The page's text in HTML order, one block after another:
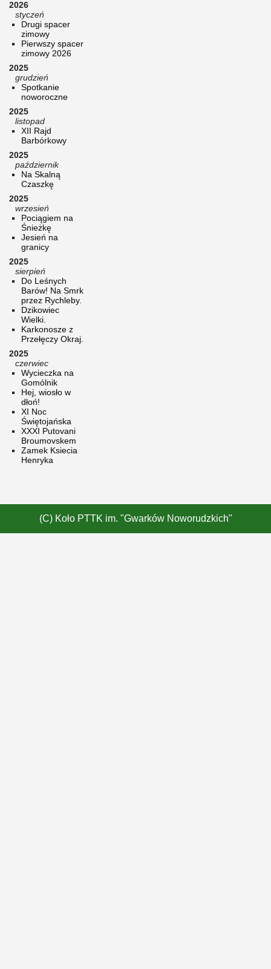
2026
styczeń
Drugi spacer
zimowy
Pierwszy spacer
zimowy 2026
2025
grudzień
Spotkanie
noworoczne
2025
listopad
XII Rajd
Barbórkowy
2025
październik
Na Skalną
Czaszkę
2025
wrzesień
Pociągiem na
Śnieżkę
Jesień na
granicy
2025
sierpień
Do Leśnych
Barów! Na Smrk
przez Rychleby.
Dzikowiec
Wielki.
Karkonosze z
Przełęczy Okraj.
2025
czerwiec
Wycieczka na
Gomólnik
Hej, wiosło w
dłoń!
XI Noc
Świętojańska
XXXI Putovani
Broumovskem
Zamek Ksiecia
Henryka
(C) Koło PTTK im. "Gwarków Noworudzkich"